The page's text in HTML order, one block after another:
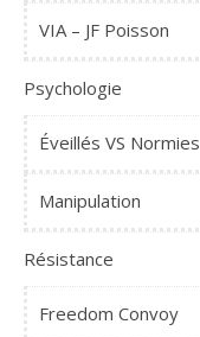
VIA – JF Poisson
Psychologie
Éveillés VS Normies
Manipulation
Résistance
Freedom Convoy